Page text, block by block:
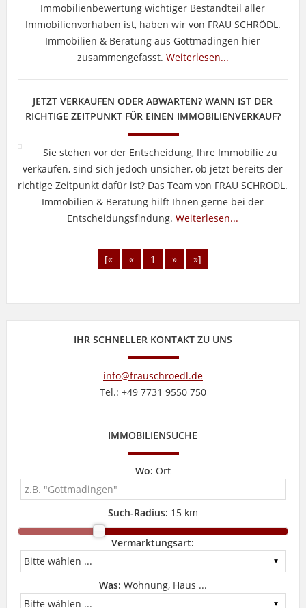
Immobilienbewertung wichtiger Bestandteil aller
Immobilienvorhaben ist, haben wir von FRAU SCHRÖDL.
Immobilien & Beratung aus Gottmadingen hier
zusammengefasst. Weiterlesen...
JETZT VERKAUFEN ODER ABWARTEN? WANN IST DER
RICHTIGE ZEITPUNKT FÜR EINEN IMMOBILIENVERKAUF?
Sie stehen vor der Entscheidung, Ihre Immobilie zu
verkaufen, sind sich jedoch unsicher, ob jetzt bereits der
richtige Zeitpunkt dafür ist? Das Team von FRAU SCHRÖDL.
Immobilien & Beratung hilft Ihnen gerne bei der
Entscheidungsfindung.Weiterlesen...
[« « 1 » »]
IHR SCHNELLER KONTAKT ZU UNS
info@frauschroedl.de
Tel.: +49 7731 9550 750
IMMOBILIENSUCHE
Wo: Ort
Such-Radius: 15 km
Vermarktungsart:
Was: Wohnung, Haus ...